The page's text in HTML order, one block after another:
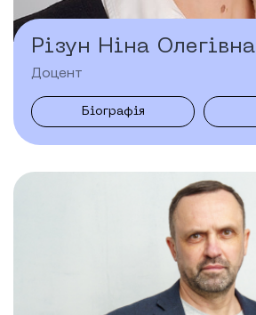
Різун Ніна Олегівна
Доцент
Біографія